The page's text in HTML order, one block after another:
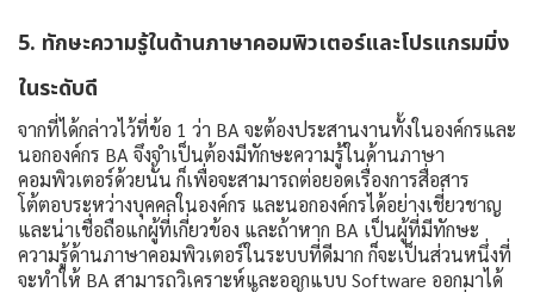
5. ทักษะความรู้ในด้านภาษาคอมพิวเตอร์และโปรแกรมมิ่ง
ในระดับดี
จากที่ได้กล่าวไว้ที่ข้อ 1 ว่า BA จะต้องประสานงานทั้งในองค์กรและ
นอกองค์กร BA จึงจำเป็นต้องมีทักษะความรู้ในด้านภาษา
คอมพิวเตอร์ด้วยนั้น ก็เพื่อจะสามารถต่อยอดเรื่องการสื่อสาร
โต้ตอบระหว่างบุคคลในองค์กร และนอกองค์กรได้อย่างเชี่ยวชาญ
และน่าเชื่อถือแกผู้ที่เกี่ยวข้อง และถ้าหาก BA เป็นผู้ที่มีทักษะ
ความรู้ด้านภาษาคอมพิวเตอร์ในระบบที่ดีมาก ก็จะเป็นส่วนหนึ่งที่
จะทำให้ BA สามารถวิเคราะห์และออกแบบ Software ออกมาได้